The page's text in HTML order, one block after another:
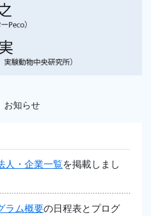
お知らせ
人・企業一覧を掲載しまし
ラム概要の日程表とプログ